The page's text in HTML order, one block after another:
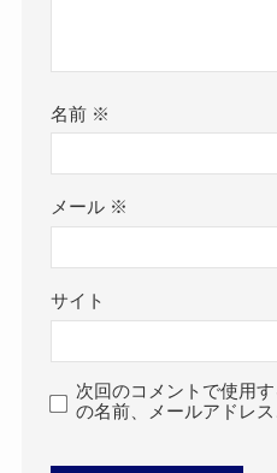
名前 ※
メール ※
サイト
次回のコメントで使用
の名前、メールアドレス